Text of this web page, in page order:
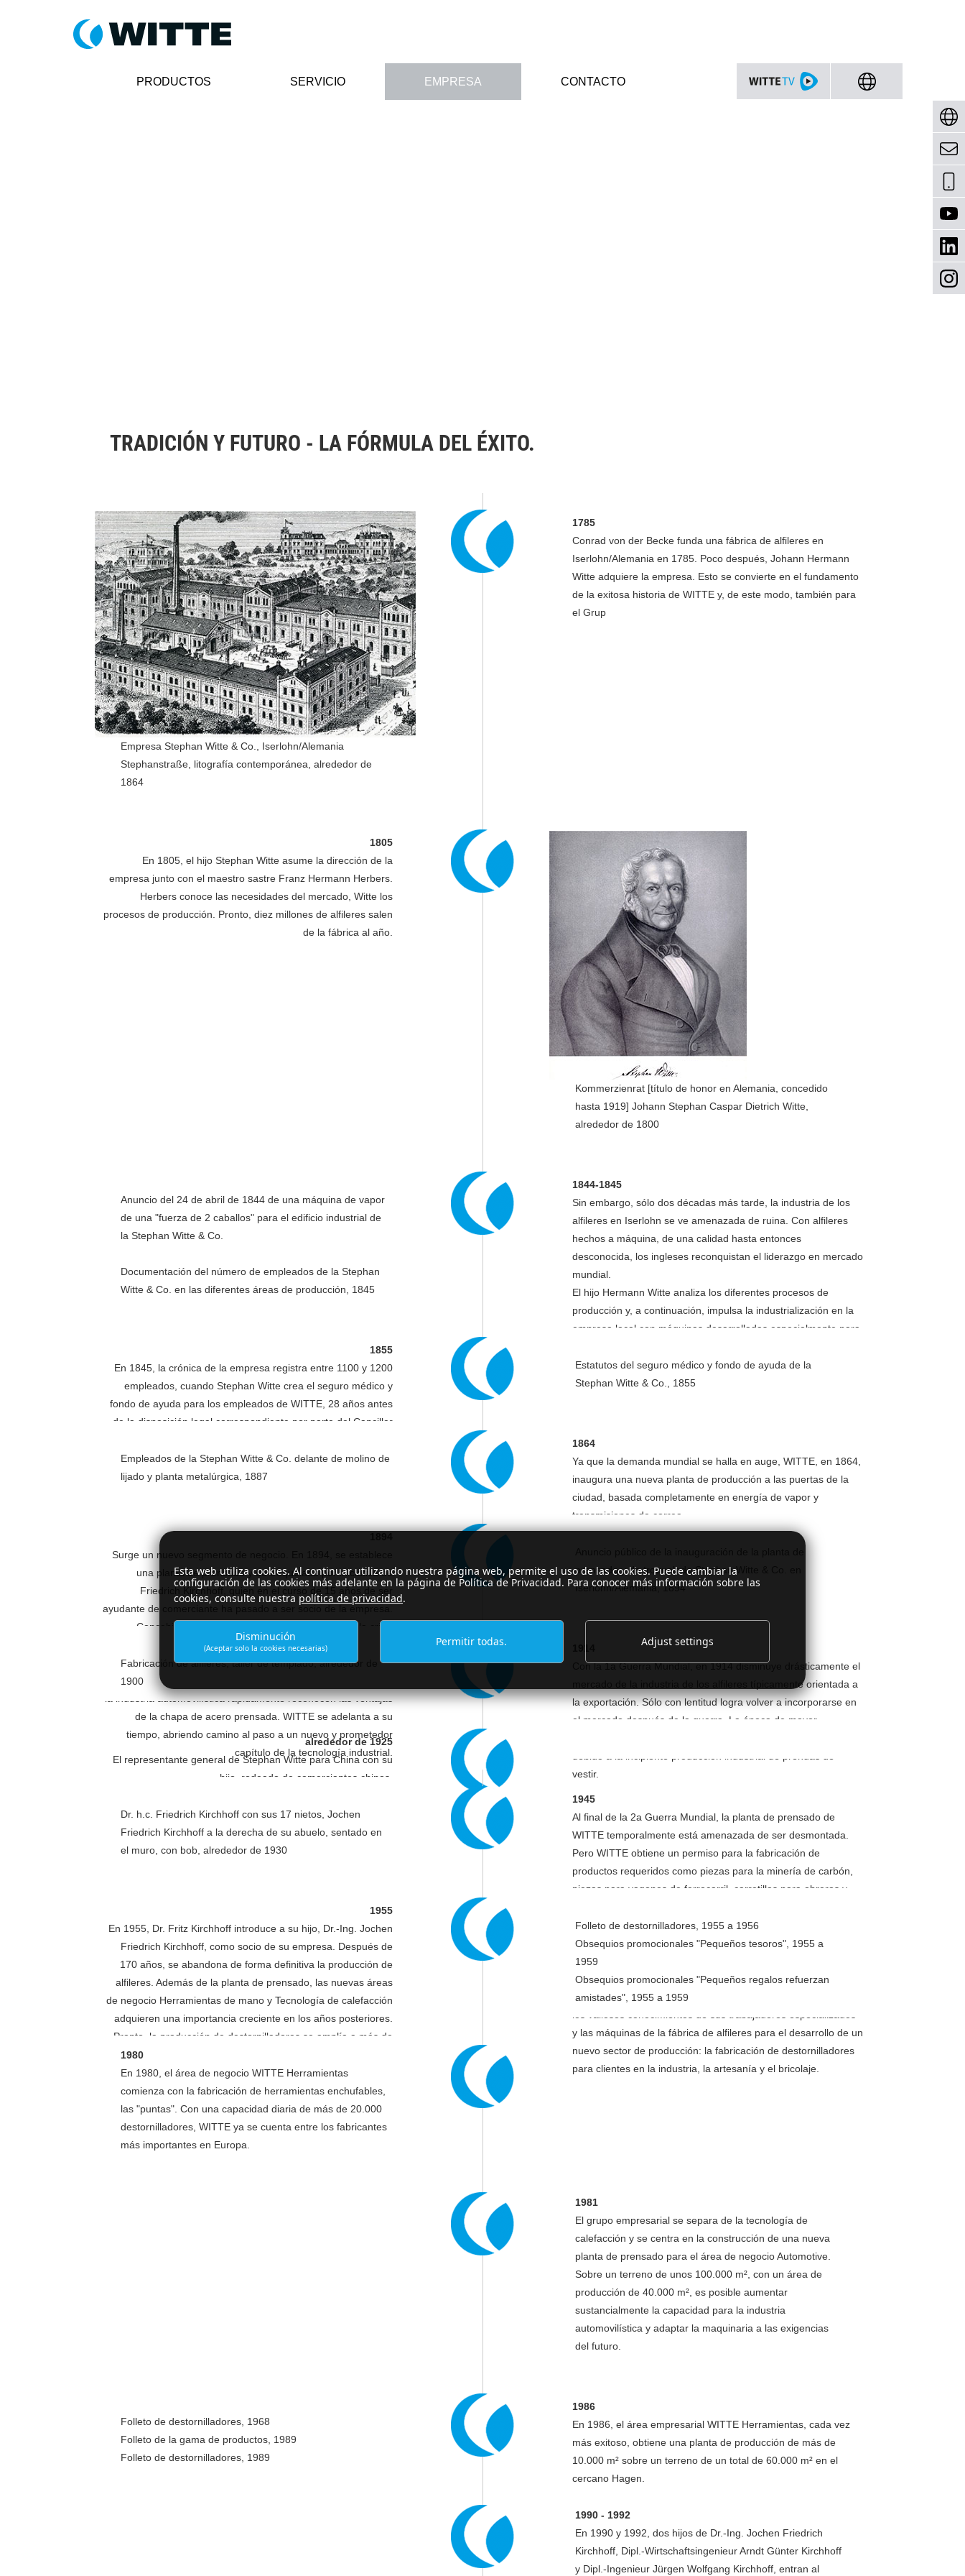
PRODUCTOS SERVICIO EMPRESA CONTACTO
TRADICIÓN Y FUTURO - LA FÓRMULA DEL ÉXITO.
Empresa Stephan Witte & Co., Iserlohn/Alemania
Stephanstraße, litografía contemporánea, alrededor de
1864
1785
Conrad von der Becke funda una fábrica de alfileres en
Iserlohn/Alemania en 1785. Poco después, Johann Hermann
Witte adquiere la empresa. Esto se convierte en el fundamento
de la exitosa historia de WITTE y, de este modo, también para
el Grup
Kommerzienrat [título de honor en Alemania, concedido
hasta 1919] Johann Stephan Caspar Dietrich Witte,
alrededor de 1800
1805
En 1805, el hijo Stephan Witte asume la dirección de la
empresa junto con el maestro sastre Franz Hermann Herbers.
Herbers conoce las necesidades del mercado, Witte los
procesos de producción. Pronto, diez millones de alfileres salen
de la fábrica al año.
Anuncio del 24 de abril de 1844 de una máquina de vapor
de una "fuerza de 2 caballos" para el edificio industrial de
la Stephan Witte & Co.
Documentación del número de empleados de la Stephan
Witte & Co. en las diferentes áreas de producción, 1845
1844-1845
Sin embargo, sólo dos décadas más tarde, la industria de los
alfileres en Iserlohn se ve amenazada de ruina. Con alfileres
hechos a máquina, de una calidad hasta entonces
desconocida, los ingleses reconquistan el liderazgo en mercado
mundial.
El hijo Hermann Witte analiza los diferentes procesos de
producción y, a continuación, impulsa la industrialización en la
empresa local con máquinas desarrolladas especialmente para
diario de dos millones de alfileres, se vuelve a convertir en uno
de los fabricantes líderes de agujas.
Estatutos del seguro médico y fondo de ayuda de la
Stephan Witte & Co., 1855
1855
En 1845, la crónica de la empresa registra entre 1100 y 1200
empleados, cuando Stephan Witte crea el seguro médico y
fondo de ayuda para los empleados de WITTE, 28 años antes
de la disposición legal correspondiente por parte del Canciller
Empleados de la Stephan Witte & Co. delante de molino de
lijado y planta metalúrgica, 1887
1864
Ya que la demanda mundial se halla en auge, WITTE, en 1864,
inaugura una nueva planta de producción a las puertas de la
ciudad, basada completamente en energía de vapor y
transmisiones de correa.
prensado y de troquelado Stephan Witte & Co. en
Iserlohn/Alemania, 1894
Surge un nuevo segmento de negocio. En 1894, se establece
una planta de prensado y de troquelado por iniciativa de
Friedrich Kirchhoff, quien en el curso de 15 años de ser
ayudante de comerciante ha pasado a ser socio de la empresa.
Concebida como compensación de riesgos para la crisis
económica mundial a fines del siglo 19, constituye la apuesta
más grande en la historia de la empresa de más de 100 años.
Las fábricas de vagones y locomotoras, la explotación minera y
la industria automovilística rápidamente reconocen las ventajas
de la chapa de acero prensada. WITTE se adelanta a su
tiempo, abriendo camino al paso a un nuevo y prometedor
capítulo de la tecnología industrial.
Fabricación de alfileres, taller de templado, alrededor de
1900
Con la 1a Guerra Mundial, en 1914 disminuye drásticamente el
mercado de la industria de los alfileres típicamente orientada a
la exportación. Sólo con lentitud logra volver a incorporarse en
el mercado después de la guerra. La época de mayor
vestir.
alrededor de 1925
El representante general de Stephan Witte para China con su
hijo, rodeado de comerciantes chinos.
Dr. h.c. Friedrich Kirchhoff con sus 17 nietos, Jochen
Friedrich Kirchhoff a la derecha de su abuelo, sentado en
el muro, con bob, alrededor de 1930
1945
Al final de la 2a Guerra Mundial, la planta de prensado de
WITTE temporalmente está amenazada de ser desmontada.
Pero WITTE obtiene un permiso para la fabricación de
productos requeridos como piezas para la minería de carbón,
piezas para vagones de ferrocarril, carretillas para obreros y
de agujas de coser. Con un rendimiento mensual de hasta 60
millones de agujas de coser, de zurcir y artesanales, la
producción tradicional tiene su último apogeo. Al mismo tiempo,
WITTE amplía su cartera con calderas de acero y radiadores
para calefacciones centralizadas de agua caliente y aprovecha
y las máquinas de la fábrica de alfileres para el desarrollo de un
nuevo sector de producción: la fabricación de destornilladores
para clientes en la industria, la artesanía y el bricolaje.
Folleto de destornilladores, 1955 a 1956
Obsequios promocionales "Pequeños tesoros", 1955 a
1959
Obsequios promocionales "Pequeños regalos refuerzan
amistades", 1955 a 1959
1955
En 1955, Dr. Fritz Kirchhoff introduce a su hijo, Dr.-Ing. Jochen
Friedrich Kirchhoff, como socio de su empresa. Después de
170 años, se abandona de forma definitiva la producción de
alfileres. Además de la planta de prensado, las nuevas áreas
de negocio Herramientas de mano y Tecnología de calefacción
adquieren una importancia creciente en los años posteriores.
Pronto, la producción de destornilladores se amplía a más de
1980
En 1980, el área de negocio WITTE Herramientas
comienza con la fabricación de herramientas enchufables,
las "puntas". Con una capacidad diaria de más de 20.000
destornilladores, WITTE ya se cuenta entre los fabricantes
más importantes en Europa.
1981
El grupo empresarial se separa de la tecnología de
calefacción y se centra en la construcción de una nueva
planta de prensado para el área de negocio Automotive.
Sobre un terreno de unos 100.000 m², con un área de
producción de 40.000 m², es posible aumentar
sustancialmente la capacidad para la industria
automovilística y adaptar la maquinaria a las exigencias
del futuro.
Folleto de destornilladores, 1968
Folleto de la gama de productos, 1989
Folleto de destornilladores, 1989
1986
En 1986, el área empresarial WITTE Herramientas, cada vez
más exitoso, obtiene una planta de producción de más de
10.000 m² sobre un terreno de un total de 60.000 m² en el
cercano Hagen.
1990 - 1992
En 1990 y 1992, dos hijos de Dr.-Ing. Jochen Friedrich
Kirchhoff, Dipl.-Wirtschaftsingenieur Arndt Günter Kirchhoff
y Dipl.-Ingenieur Jürgen Wolfgang Kirchhoff, entran al
Esta web utiliza cookies. Al continuar utilizando nuestra página web, permite el uso de las cookies. Puede cambiar la
configuración de las cookies más adelante en la página de Política de Privacidad. Para conocer más información sobre las
cookies, consulte nuestra política de privacidad.
Disminución
(Aceptar solo la cookies necesarias) Permitir todas. Adjust settings